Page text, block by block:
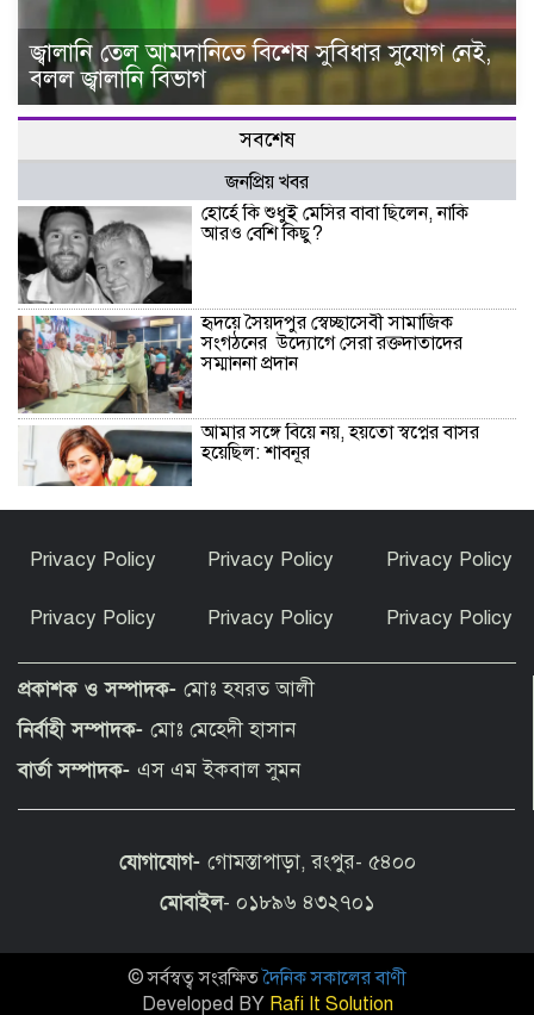
জ্বালানি তেল আমদানিতে বিশেষ সুবিধার সুযোগ নেই,
বলল জ্বালানি বিভাগ
সবশেষ
জনপ্রিয় খবর
হোর্হে কি শুধুই মেসির বাবা ছিলেন, নাকি
আরও বেশি কিছু?
হৃদয়ে সৈয়দপুর স্বেচ্ছাসেবী সামাজিক
সংগঠনের উদ্যোগে সেরা রক্তদাতাদের
সম্মাননা প্রদান
আমার সঙ্গে বিয়ে নয়, হয়তো স্বপ্নের বাসর
হয়েছিল: শাবনূর
: ইউএনওদের প্রধানমন্ত্রী
বার্সেলোনা ছেড়ে শীর্ষ ক্লাবের সঙ্গে চুক্তির
পথে বিশ্বকাপ জয়ী তারকা
তেঁতুলিয়ায় ১৬ বছরের আইনি লড়াইয় শেষে
আদালতের রায়ে জমি ফিরে পেলেন মালিকরা
জ্বালানি তেল আমদানিতে বিশেষ সুবিধার
সুযোগ নেই, বলল জ্বালানি বিভাগ
Privacy Policy Privacy Policy Privacy Policy
Privacy Policy Privacy Policy Privacy Policy
প্রকাশক ও সম্পাদক- মোঃ হযরত আলী
নির্বাহী সম্পাদক- মোঃ মেহেদী হাসান
বার্তা সম্পাদক- এস এম ইকবাল সুমন
যোগাযোগ- গোমস্তাপাড়া, রংপুর- ৫৪০০
মোবাইল- ০১৮৯৬ ৪৩২৭০১
© সর্বস্বত্ব সংরক্ষিতদৈনিক সকালের বাণী
Developed BY Rafi It Solution